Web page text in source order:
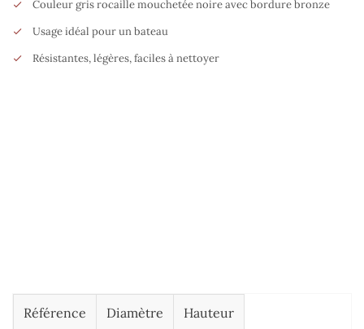
Couleur gris rocaille mouchetée noire avec bordure bronze
Usage idéal pour un bateau
Résistantes, légères, faciles à nettoyer
Référence Diamètre Hauteur